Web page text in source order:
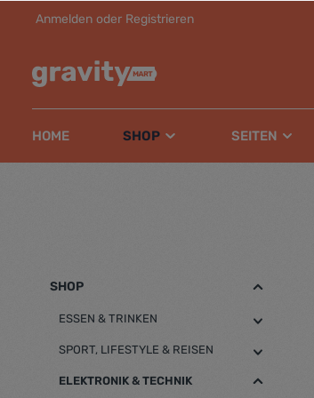
springen
Anmelden oder Registrieren
HOME SHOP SEITEN
SHOP
ESSEN & TRINKEN
SPORT, LIFESTYLE & REISEN
ELEKTRONIK & TECHNIK